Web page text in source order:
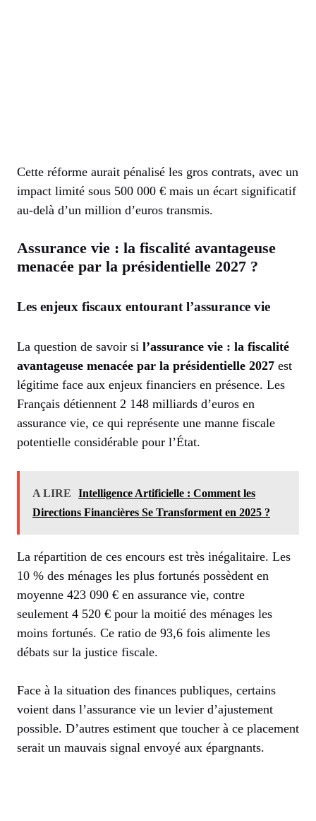
Cette réforme aurait pénalisé les gros contrats, avec un
impact limité sous 500 000 € mais un écart significatif
au-delà d’un million d’euros transmis.
Assurance vie : la fiscalité avantageuse
menacée par la présidentielle 2027 ?
Les enjeux fiscaux entourant l’assurance vie
La question de savoir si l’assurance vie : la fiscalité
avantageuse menacée par la présidentielle 2027 est
légitime face aux enjeux financiers en présence. Les
Français détiennent 2 148 milliards d’euros en
assurance vie, ce qui représente une manne fiscale
potentielle considérable pour l’État.
A LIRE
Intelligence Artificielle : Comment les
Directions Financières Se Transforment en 2025 ?
La répartition de ces encours est très inégalitaire. Les
10 % des ménages les plus fortunés possèdent en
moyenne 423 090 € en assurance vie, contre
seulement 4 520 € pour la moitié des ménages les
moins fortunés. Ce ratio de 93,6 fois alimente les
débats sur la justice fiscale.
Face à la situation des finances publiques, certains
voient dans l’assurance vie un levier d’ajustement
possible. D’autres estiment que toucher à ce placement
serait un mauvais signal envoyé aux épargnants.